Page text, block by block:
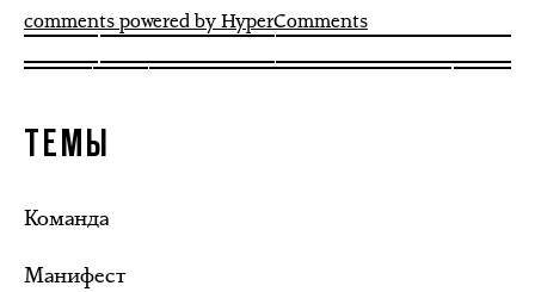
comments powered by HyperComments
ТЕМЫ
Команда
Манифест